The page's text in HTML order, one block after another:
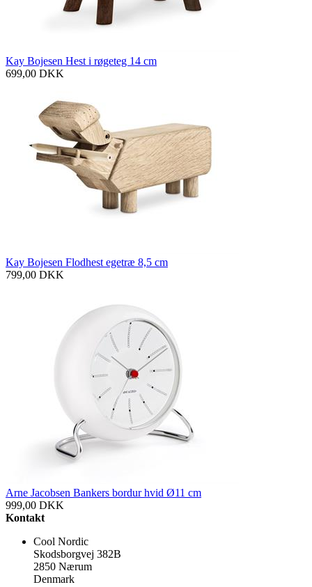
Kay Bojesen Hest i røgeteg 14 cm
699,00 DKK
Kay Bojesen Flodhest egetræ 8,5 cm
799,00 DKK
Arne Jacobsen Bankers bordur hvid Ø11 cm
999,00 DKK
Kontakt
Cool Nordic
Skodsborgvej 382B
2850 Nærum
Denmark